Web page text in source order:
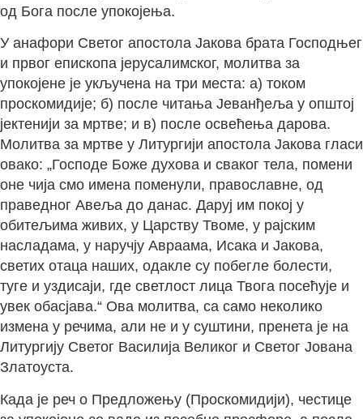
од Бога после упокојења.
У анафори Светог апостола Јакова брата Господњег
и првог епископа јерусалимског, молитва за
упокојене је укључена на три места: а) током
проскомидије; б) после читања Јеванђеља у општој
јектенији за мртве; и в) после освећења дарова.
Молитва за мртве у Литургији апостола Јакова гласи
овако: „Господе Боже духова и сваког тела, помени
оне чија смо имена поменули, православне, од
праведног Авеља до данас. Даруј им покој у
обитељима живих, у Царству Твоме, у рајским
насладама, у наручју Авраама, Исака и Јакова,
светих отаца наших, одакле су побегле болести,
туге и уздисаји, где светлост лица Твога посећује и
увек обасјава.“ Ова молитва, са само неколико
измена у речима, али не и у суштини, пренета је на
Литургију Светог Василија Великог и Светог Јована
Златоуста.
Када је реч о Предложењу (Проскомидији), честице